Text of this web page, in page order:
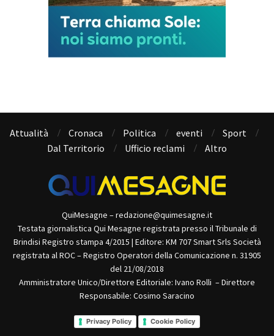
Attualità Cronaca Politica eventi
Sport
Dal Territorio
Ufficio reclami Altro
QuiMesagne – redazione@quimesagne.it
Testata giornalistica Qui Mesagne registrata presso il Tribunale di
Brindisi Registro stampa 4/2015 | Editore: KM 707 Smart Srls Società
registrata al ROC – Registro Operatori della Comunicazione n. 31905
del 21/08/2018
Amministratore Unico/Direttore Editoriale: Ivano Rolli – Direttore
Responsabile: Cosimo Saracino
Privacy Policy Cookie Policy